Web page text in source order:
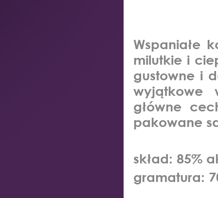
Wspaniałe
milutkie i
gustowne i
wyjątkowe
główne
pakowane
skład: 85%
gramatura: